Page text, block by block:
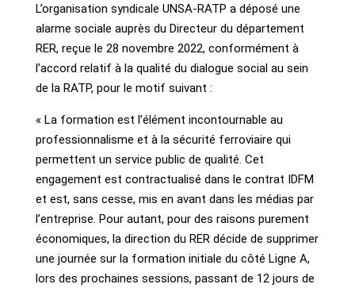
L’organisation syndicale UNSA-RATP a déposé une
alarme sociale auprès du Directeur du département
RER, reçue le 28 novembre 2022, conformément à
l’accord relatif à la qualité du dialogue social au sein
de la RATP, pour le motif suivant :
« La formation est l’élément incontournable au
professionnalisme et à la sécurité ferroviaire qui
permettent un service public de qualité. Cet
engagement est contractualisé dans le contrat IDFM
et est, sans cesse, mis en avant dans les médias par
l’entreprise. Pour autant, pour des raisons purement
économiques, la direction du RER décide de supprimer
une journée sur la formation initiale du côté Ligne A,
lors des prochaines sessions, passant de 12 jours de